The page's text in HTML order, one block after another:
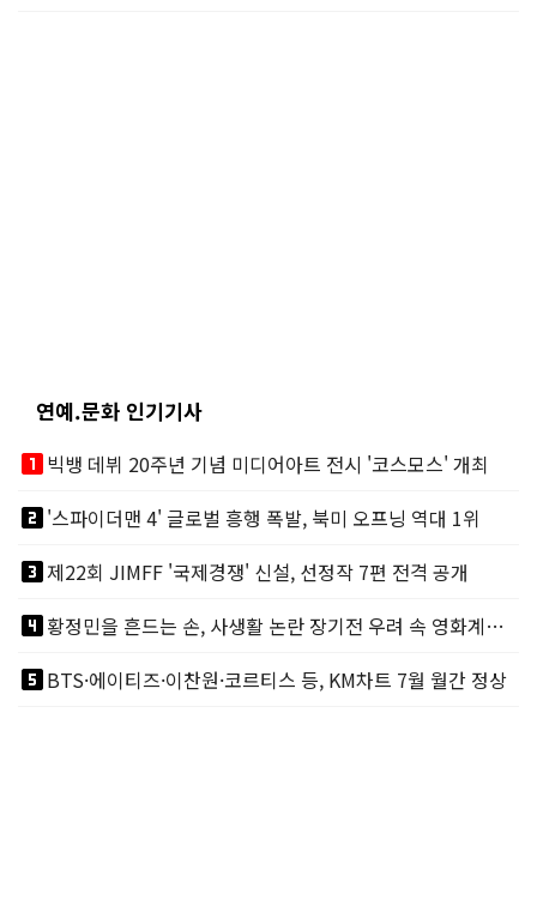
연예.문화 인기기사
looks_one빅뱅 데뷔 20주년 기념 미디어아트 전시 '코스모스' 개최
looks_two'스파이더맨 4' 글로벌 흥행 폭발, 북미 오프닝 역대 1위
looks_3제22회 JIMFF '국제경쟁' 신설, 선정작 7편 전격 공개
looks_4
황정민을 흔드는 손, 사생활 논란 장기전 우려 속 영화계도 리스크
looks_5BTS·에이티즈·이찬원·코르티스 등, KM차트 7월 월간 정상